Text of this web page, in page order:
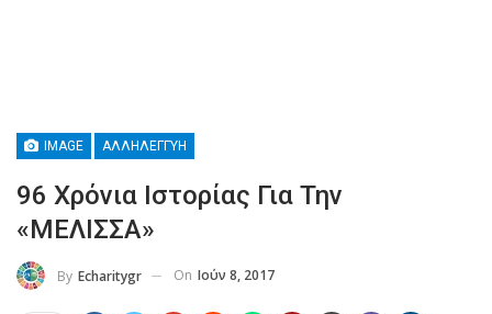
IMAGE ΑΛΛΗΛΕΓΓΎΗ
96 Χρόνια Ιστορίας Για Την
«ΜΕΛΙΣΣΑ»
By Echaritygr On Ιούν 8, 2017